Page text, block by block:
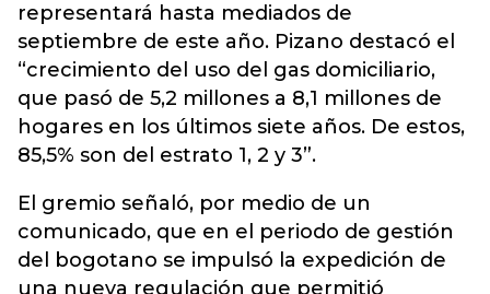
representará hasta mediados de
septiembre de este año. Pizano destacó el
“crecimiento del uso del gas domiciliario,
que pasó de 5,2 millones a 8,1 millones de
hogares en los últimos siete años. De estos,
85,5% son del estrato 1, 2 y 3”.
El gremio señaló, por medio de un
comunicado, que en el periodo de gestión
del bogotano se impulsó la expedición de
una nueva regulación que permitió